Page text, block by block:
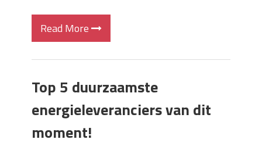
Read More
Top 5 duurzaamste
energieleveranciers van dit
moment!